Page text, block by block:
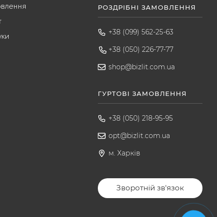
РОЗДРІБНІ ЗАМОВЛЕННЯ
+38 (099) 562-25-63
+38 (050) 226-77-77
shop@bizlit.com.ua
ГУРТОВІ ЗАМОВЛЕННЯ
+38 (050) 218-95-95
opt@bizlit.com.ua
м. Харків
Зворотній зв'язок